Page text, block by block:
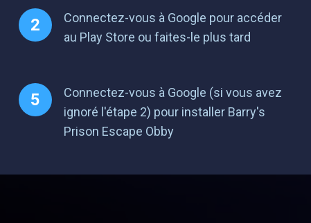
Connectez-vous à Google pour accéder
au Play Store ou faites-le plus tard
Connectez-vous à Google (si vous avez
ignoré l'étape 2) pour installer Barry's
Prison Escape Obby